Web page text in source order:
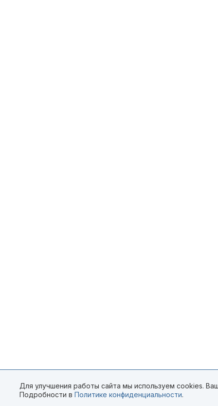
Для улучшения работы сайта мы используем cookies.
Подробности в Политике конфиденциальности.